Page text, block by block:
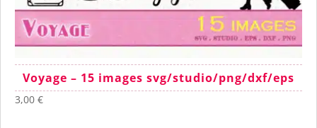
Voyage – 15 images svg/studio/png/dxf/eps
3,00 €